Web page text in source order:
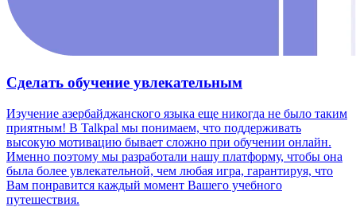
Сделать обучение увлекательным
Изучение азербайджанского языка еще никогда не было таким
приятным! В Talkpal мы понимаем, что поддерживать
высокую мотивацию бывает сложно при обучении онлайн.
Именно поэтому мы разработали нашу платформу, чтобы она
была более увлекательной, чем любая игра, гарантируя, что
Вам понравится каждый момент Вашего учебного
путешествия.